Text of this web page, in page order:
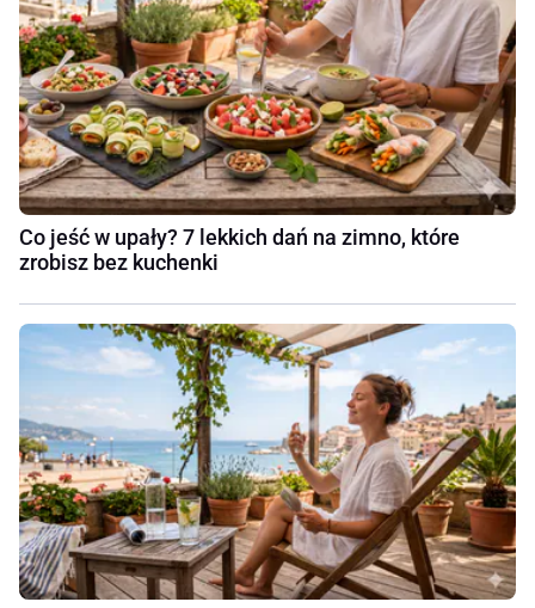
Co jeść w upały? 7 lekkich dań na zimno, które
zrobisz bez kuchenki